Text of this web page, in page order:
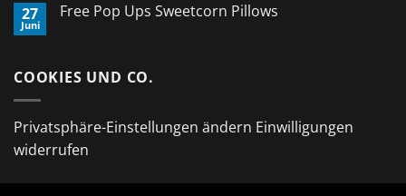
Neue
27
Juni
Free Pop Ups Sweetcorn Pillows
Pop
COOKIES UND CO.
Privatsphäre-Einstellungen ändern Einwilligungen
widerrufen